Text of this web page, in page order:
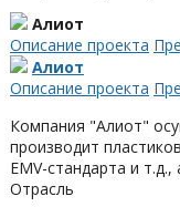
Алиот
Описание проекта
Алиот
Описание проекта
Компания "Алиот"
производит
EMV-стандарта и
Отрасль